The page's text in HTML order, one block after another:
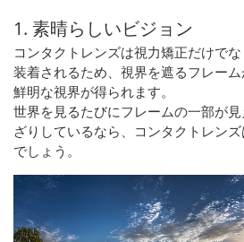
1. 素晴らしいビジョン
コンタクトレンズは視力矯正だけで
装着されるため、視界を遮るフレー
鮮明な視界が得られます。
世界を見るたびにフレームの一部が
ざりしているなら、コンタクトレン
でしょう。